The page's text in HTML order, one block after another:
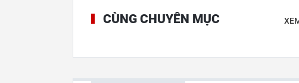
CÙNG CHUYÊN MỤC